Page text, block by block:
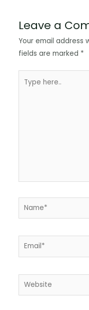
Leave a
Your email address
fields are marked *